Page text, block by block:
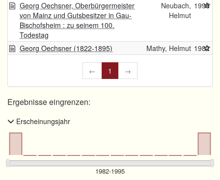
Georg Oechsner, Oberbürgermeister
von Mainz und Gutsbesitzer in Gau-
Bischofsheim : zu seinem 100.
Todestag
Neubach,
Helmut
1995
Georg Oechsner (1822-1895) Mathy, Helmut 1982
← 1 →
Ergebnisse eingrenzen:
Erscheinungsjahr